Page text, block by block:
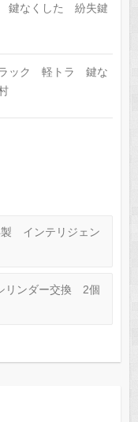
なくした 紛失鍵
ック 軽トラ 鍵な
インテリジェン
ンダー交換 2個